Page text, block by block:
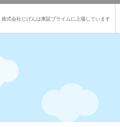
株式会社じげんは東証プライムに 上場しています